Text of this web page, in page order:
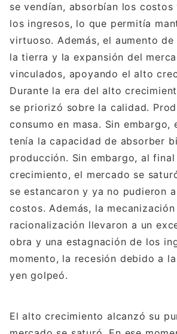
se vendían, absorbían los costos
los ingresos, lo que permitía
virtuoso. Además, el aumento
la tierra y la expansión del
vinculados, apoyando el alto
Durante la era del alto
se priorizó sobre la calidad.
consumo en masa. Sin embargo,
tenía la capacidad de absorber
producción. Sin embargo, al
crecimiento, el mercado se
se estancaron y ya no pudieron
costos. Además, la
racionalización llevaron a un
obra y una estagnación de los
momento, la recesión debido a
yen golpeó.
El alto crecimiento alcanzó su